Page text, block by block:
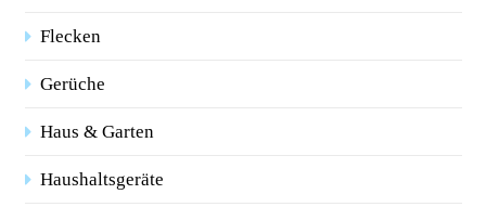
Flecken
Gerüche
Haus & Garten
Haushaltsgeräte